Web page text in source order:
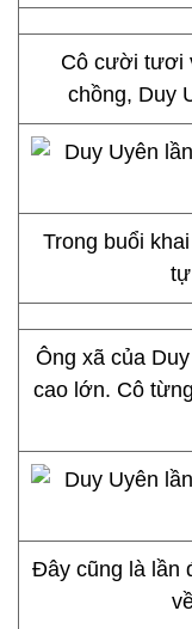
Cô cười tươi
chồng, Duy
Trong buổi
Ông xã của
cao lớn. Cô
Đây cũng là lần